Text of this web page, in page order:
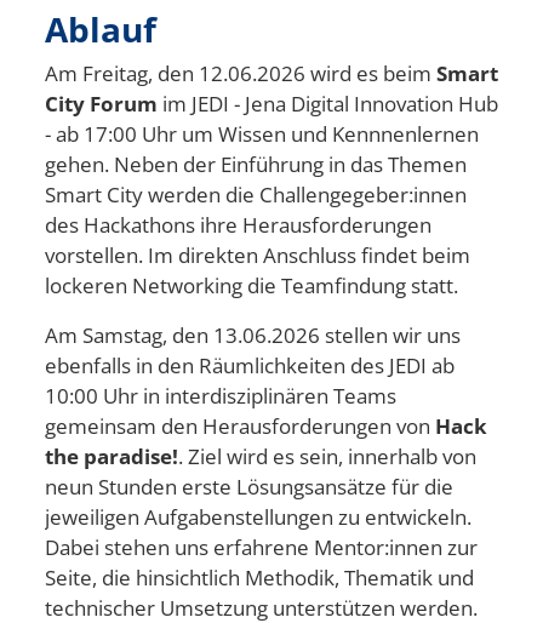
Ablauf
Am Freitag, den 12.06.2026 wird es beim Smart
City Forum im JEDI - Jena Digital Innovation Hub
- ab 17:00 Uhr um Wissen und Kennnenlernen
gehen. Neben der Einführung in das Themen
Smart City werden die Challengegeber:innen
des Hackathons ihre Herausforderungen
vorstellen. Im direkten Anschluss findet beim
lockeren Networking die Teamfindung statt.
Am Samstag, den 13.06.2026 stellen wir uns
ebenfalls in den Räumlichkeiten des JEDI ab
10:00 Uhr in interdisziplinären Teams
gemeinsam den Herausforderungen von Hack
the paradise!. Ziel wird es sein, innerhalb von
neun Stunden erste Lösungsansätze für die
jeweiligen Aufgabenstellungen zu entwickeln.
Dabei stehen uns erfahrene Mentor:innen zur
Seite, die hinsichtlich Methodik, Thematik und
technischer Umsetzung unterstützen werden.